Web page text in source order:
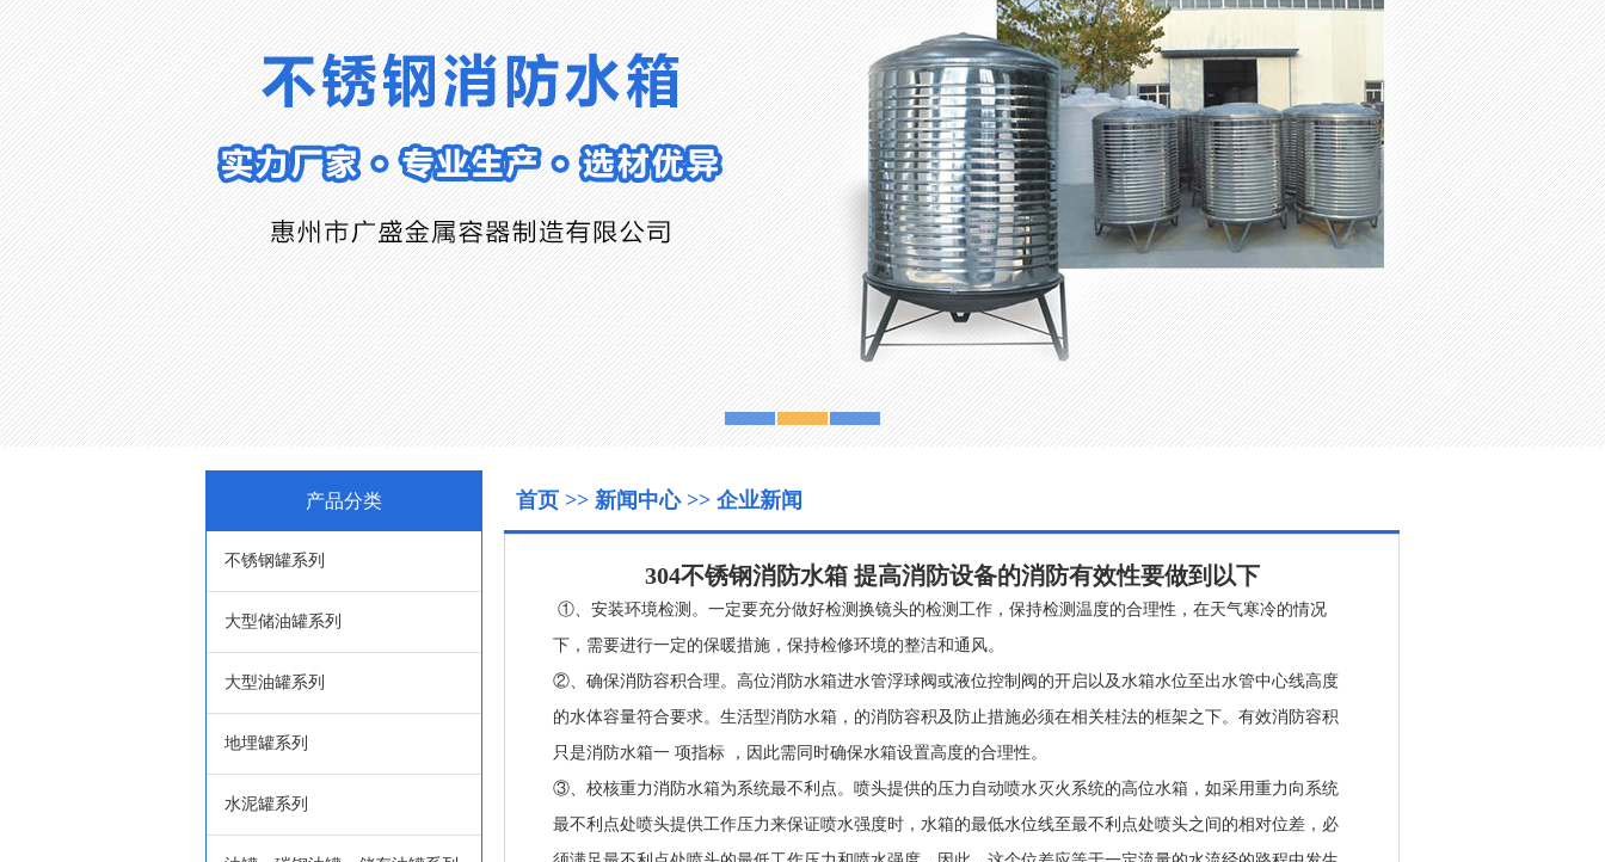
产品分类
不锈钢罐系列
大型储油罐系列
大型油罐系列
地埋罐系列
水泥罐系列
首页 >> 新闻中心>> 企业新闻
304不锈钢消防水箱 提高消防设备的消防有效性要做到以下
①、安装环境检测。一定要充分做好检测换镜头的检测工作，保持检测温度的合理性，在天气寒冷的情况
下，需要进行一定的保暖措施，保持检修环境的整洁和通风。
②、确保消防容积合理。高位消防水箱进水管浮球阀或液位控制阀的开启以及水箱水位至出水管中心线高度
的水体容量符合要求。生活型消防水箱，的消防容积及防止措施必须在相关桂法的框架之下。有效消防容积
只是消防水箱一 项指标 ，因此需同时确保水箱设置高度的合理性。
③、校核重力消防水箱为系统最不利点。喷头提供的压力自动喷水灭火系统的高位水箱，如采用重力向系统
最不利点处喷头提供工作压力来保证喷水强度时，水箱的最低水位线至最不利点处喷头之间的相对位差，必